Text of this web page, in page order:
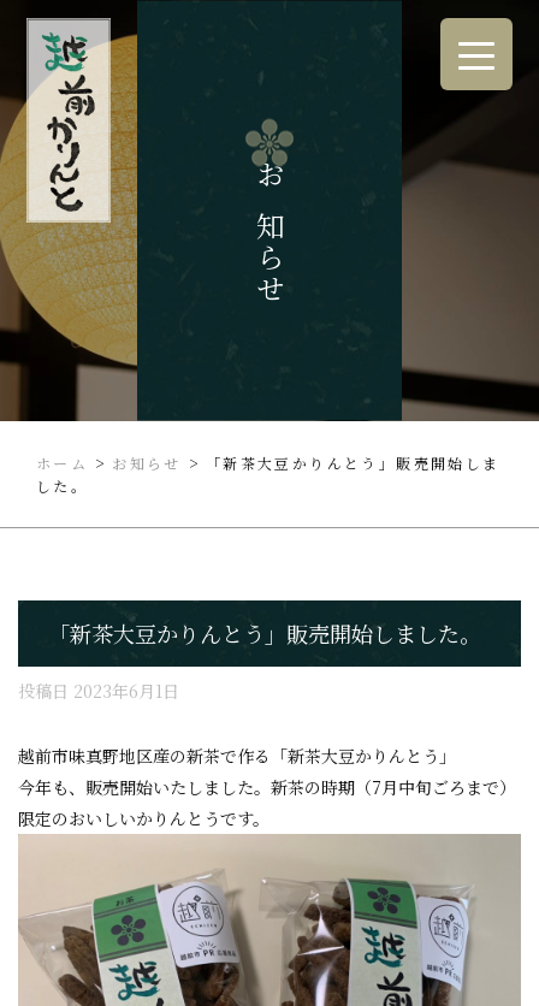
お知らせ
ホーム > お知らせ >
「新茶大豆かりんとう」販売開始しま
した。
「新茶大豆かりんとう」販売開始しました。
投稿日 2023年6月1日
越前市味真野地区産の新茶で作る「新茶大豆かりんとう」
今年も、販売開始いたしました。新茶の時期（7月中旬ごろまで）
限定のおいしいかりんとうです。